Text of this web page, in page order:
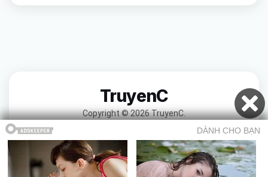
TruyenC
Copyright © 2026 TruyenC.